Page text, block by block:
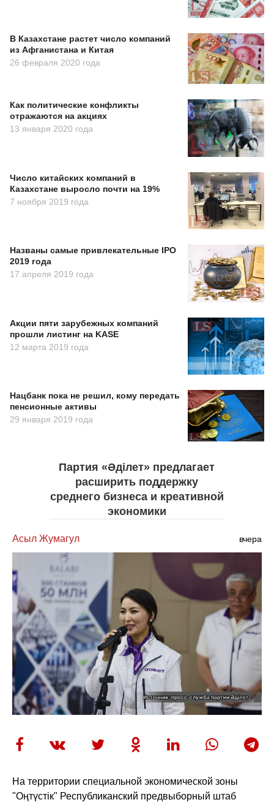
В Казахстане растет число компаний
из Афганистана и Китая
26 февраля 2020 года
Как политические конфликты
отражаются на акциях
13 января 2020 года
Число китайских компаний в
Казахстане выросло почти на 19%
7 ноября 2019 года
Названы самые привлекательные IPO
2019 года
17 апреля 2019 года
Акции пяти зарубежных компаний
прошли листинг на KASE
12 марта 2019 года
Нацбанк пока не решил, кому передать
пенсионные активы
29 января 2019 года
Партия «Әділет» предлагает
расширить поддержку
среднего бизнеса и креативной
экономики
Асыл Жумагул вчера
На территории специальной экономической зоны
"Оңтүстік" Республиканский предвыборный штаб